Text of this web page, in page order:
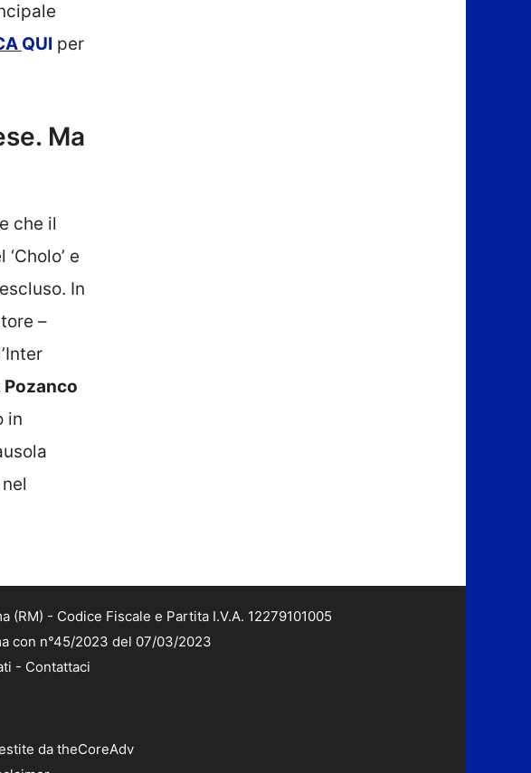
QUI per
Ma
che il
e
In
–
in
(RM) - Codice Fiscale e Partita I.V.A. 12279101005
con n°45/2023 del 07/03/2023
- Contattaci
da theCoreAdv